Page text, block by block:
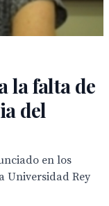
la falta de
del
en los
Universidad Rey